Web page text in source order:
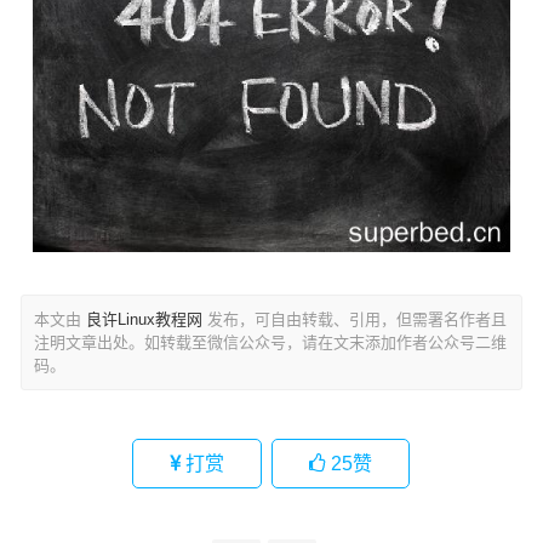
本文由 良许Linux教程网 发布，可自由转载、引用，但需署名作者且
注明文章出处。如转载至微信公众号，请在文末添加作者公众号二维
码。
打赏 25赞